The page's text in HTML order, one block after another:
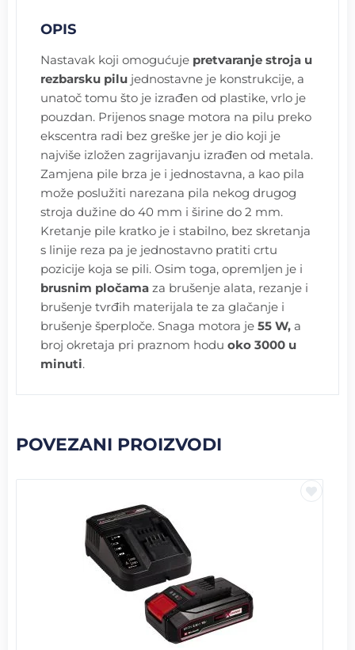
OPIS
Nastavak koji omogućuje pretvaranje stroja u
rezbarsku pilu jednostavne je konstrukcije, a
unatoč tomu što je izrađen od plastike, vrlo je
pouzdan. Prijenos snage motora na pilu preko
ekscentra radi bez greške jer je dio koji je
najviše izložen zagrijavanju izrađen od metala.
Zamjena pile brza je i jednostavna, a kao pila
može poslužiti narezana pila nekog drugog
stroja dužine do 40 mm i širine do 2 mm.
Kretanje pile kratko je i stabilno, bez skretanja
s linije reza pa je jednostavno pratiti crtu
pozicije koja se pili. Osim toga, opremljen je i
brusnim pločama za brušenje alata, rezanje i
brušenje tvrđih materijala te za glačanje i
brušenje šperploče. Snaga motora je 55 W, a
broj okretaja pri praznom hodu oko 3000 u
minuti.
POVEZANI PROIZVODI